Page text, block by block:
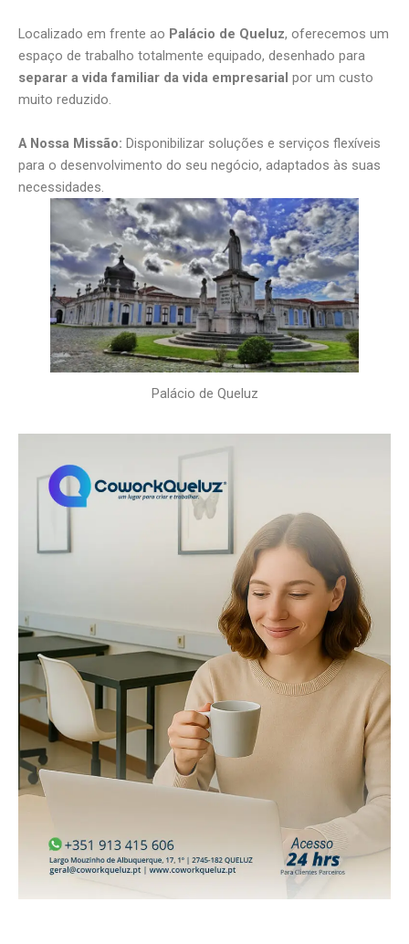
Localizado em frente ao Palácio de Queluz, oferecemos um
espaço de trabalho totalmente equipado, desenhado para
separar a vida familiar da vida empresarial por um custo
muito reduzido.
A Nossa Missão: Disponibilizar soluções e serviços flexíveis
para o desenvolvimento do seu negócio, adaptados às suas
necessidades.
Palácio de Queluz